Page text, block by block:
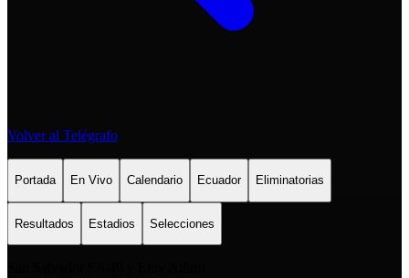
Volver al Telégrafo
Portada En Vivo Calendario Ecuador Eliminatorias
Resultados Estadios Selecciones